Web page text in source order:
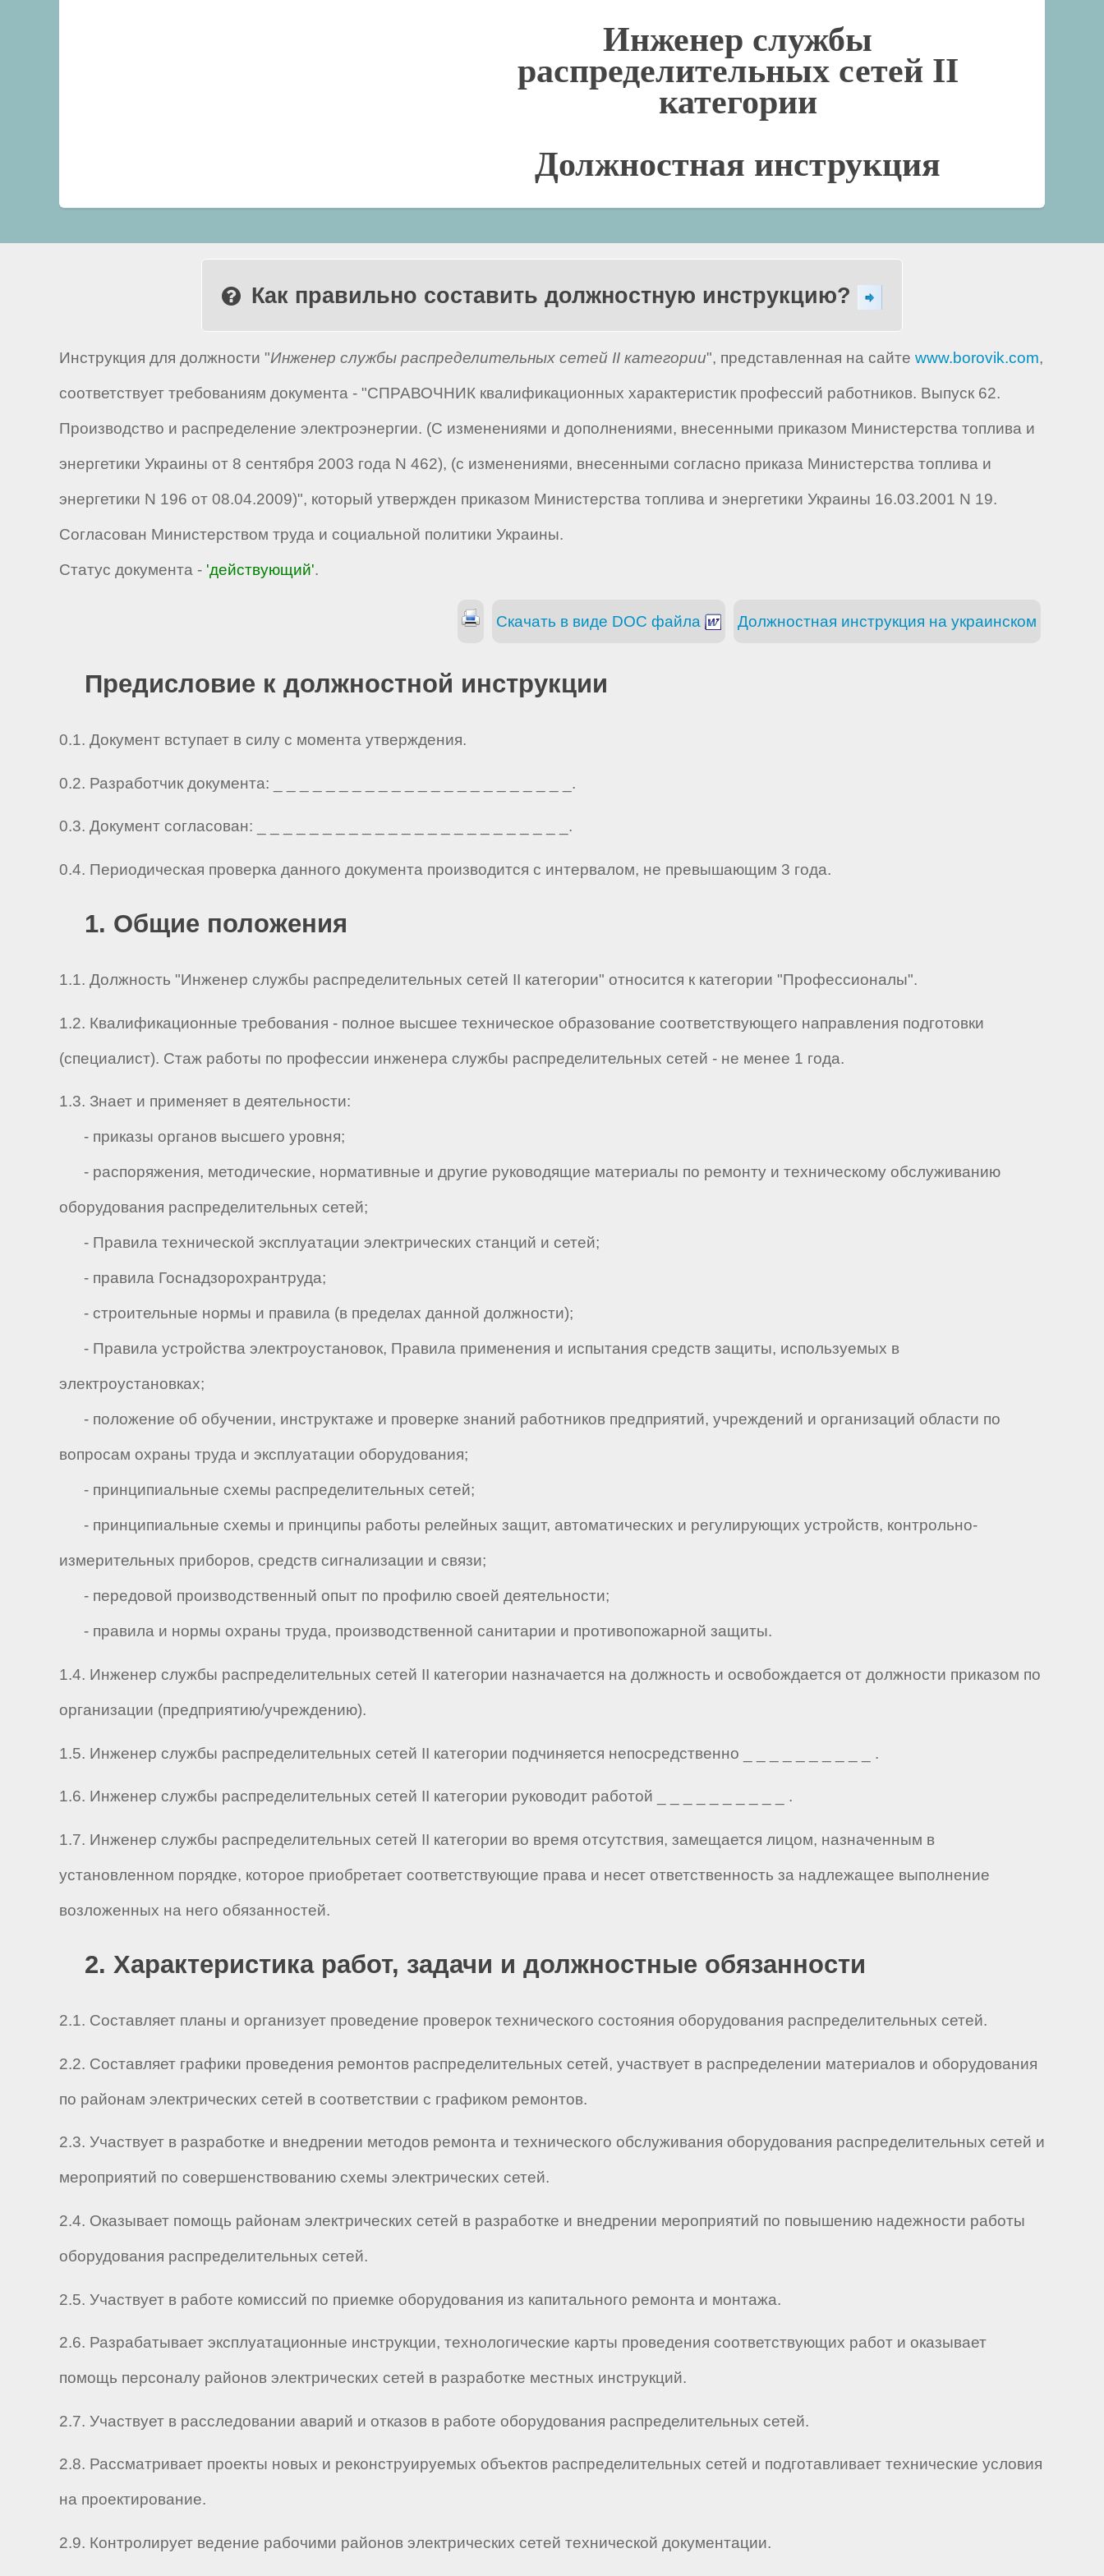
Инженер службы
распределительных сетей II
категории
Должностная инструкция
Как правильно составить должностную инструкцию?
Инструкция для должности "Инженер службы распределительных сетей II категории", представленная на сайте www.borovik.com,
соответствует требованиям документа - "СПРАВОЧНИК квалификационных характеристик профессий работников. Выпуск 62.
Производство и распределение электроэнергии. (С изменениями и дополнениями, внесенными приказом Министерства топлива и
энергетики Украины от 8 сентября 2003 года N 462), (с изменениями, внесенными согласно приказа Министерства топлива и
энергетики N 196 от 08.04.2009)", который утвержден приказом Министерства топлива и энергетики Украины 16.03.2001 N 19.
Согласован Министерством труда и социальной политики Украины.
Статус документа - 'действующий'.
Должностная инструкция на украинском
Скачать в виде DOC файла
Предисловие к должностной инструкции
0.1. Документ вступает в силу с момента утверждения.
0.2. Разработчик документа: _ _ _ _ _ _ _ _ _ _ _ _ _ _ _ _ _ _ _ _ _ _ _.
0.3. Документ согласован: _ _ _ _ _ _ _ _ _ _ _ _ _ _ _ _ _ _ _ _ _ _ _ _.
0.4. Периодическая проверка данного документа производится с интервалом, не превышающим 3 года.
1. Общие положения
1.1. Должность "Инженер службы распределительных сетей II категории" относится к категории "Профессионалы".
1.2. Квалификационные требования - полное высшее техническое образование соответствующего направления подготовки
(специалист). Стаж работы по профессии инженера службы распределительных сетей - не менее 1 года.
1.3. Знает и применяет в деятельности:
- приказы органов высшего уровня;
- распоряжения, методические, нормативные и другие руководящие материалы по ремонту и техническому обслуживанию
оборудования распределительных сетей;
- Правила технической эксплуатации электрических станций и сетей;
- правила Госнадзорохрантруда;
- строительные нормы и правила (в пределах данной должности);
- Правила устройства электроустановок, Правила применения и испытания средств защиты, используемых в
электроустановках;
- положение об обучении, инструктаже и проверке знаний работников предприятий, учреждений и организаций области по
вопросам охраны труда и эксплуатации оборудования;
- принципиальные схемы распределительных сетей;
- принципиальные схемы и принципы работы релейных защит, автоматических и регулирующих устройств, контрольно-
измерительных приборов, средств сигнализации и связи;
- передовой производственный опыт по профилю своей деятельности;
- правила и нормы охраны труда, производственной санитарии и противопожарной защиты.
1.4. Инженер службы распределительных сетей II категории назначается на должность и освобождается от должности приказом по
организации (предприятию/учреждению).
1.5. Инженер службы распределительных сетей II категории подчиняется непосредственно _ _ _ _ _ _ _ _ _ _ .
1.6. Инженер службы распределительных сетей II категории руководит работой _ _ _ _ _ _ _ _ _ _ .
1.7. Инженер службы распределительных сетей II категории во время отсутствия, замещается лицом, назначенным в
установленном порядке, которое приобретает соответствующие права и несет ответственность за надлежащее выполнение
возложенных на него обязанностей.
2. Характеристика работ, задачи и должностные обязанности
2.1. Составляет планы и организует проведение проверок технического состояния оборудования распределительных сетей.
2.2. Составляет графики проведения ремонтов распределительных сетей, участвует в распределении материалов и оборудования
по районам электрических сетей в соответствии с графиком ремонтов.
2.3. Участвует в разработке и внедрении методов ремонта и технического обслуживания оборудования распределительных сетей и
мероприятий по совершенствованию схемы электрических сетей.
2.4. Оказывает помощь районам электрических сетей в разработке и внедрении мероприятий по повышению надежности работы
оборудования распределительных сетей.
2.5. Участвует в работе комиссий по приемке оборудования из капитального ремонта и монтажа.
2.6. Разрабатывает эксплуатационные инструкции, технологические карты проведения соответствующих работ и оказывает
помощь персоналу районов электрических сетей в разработке местных инструкций.
2.7. Участвует в расследовании аварий и отказов в работе оборудования распределительных сетей.
2.8. Рассматривает проекты новых и реконструируемых объектов распределительных сетей и подготавливает технические условия
на проектирование.
2.9. Контролирует ведение рабочими районов электрических сетей технической документации.